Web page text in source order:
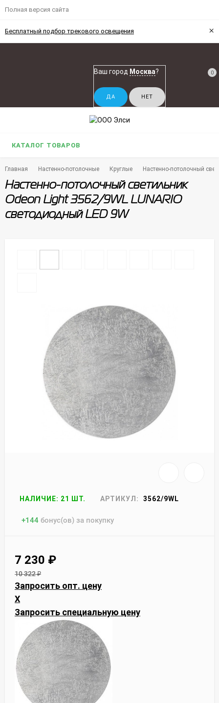
Полная версия сайта
Бесплатный подбор трекового освещения ×
Ваш город Москва? 0
КАТАЛОГ ТОВАРОВ
Главная Настенно-потолочные Круглые Настенно-потолочный
Настенно-потолочный светильник
Odeon Light 3562/9WL LUNARIO
светодиодный LED 9W
НАЛИЧИЕ: 21 ШТ. АРТИКУЛ: 3562/9WL
+144 бонус(ов) за покупку
7 230 ₽
10 322₽
Запросить опт. цену
X
Запросить специальную цену